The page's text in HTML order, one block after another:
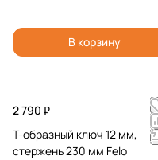
В корзину
2 790 ₽
Т-образный ключ 12 мм,
стержень 230 мм Felo